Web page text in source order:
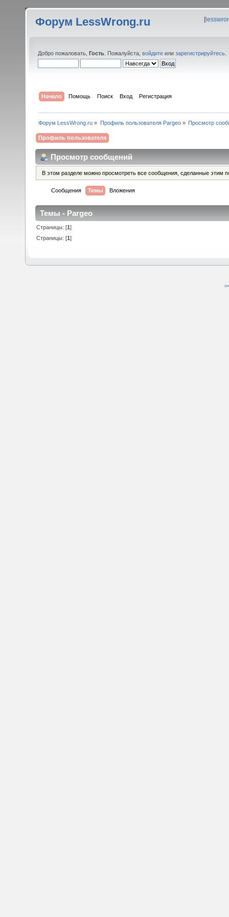
Форум LessWrong.ru [
Добро пожаловать, Гость . Пожалуйста, войдите или зарегистрируйтесь
Начало Помощь Поиск Вход Регистрация
Форум LessWrong.ru » Профиль пользователя Pargeo» Просмотр
Профиль пользователя
Просмотр сообщений
В этом разделе можно просмотреть все сообщения, сделанные этим
Сообщения Темы Вложения
Темы - Pargeo
Страницы: [1]
Страницы: [1]